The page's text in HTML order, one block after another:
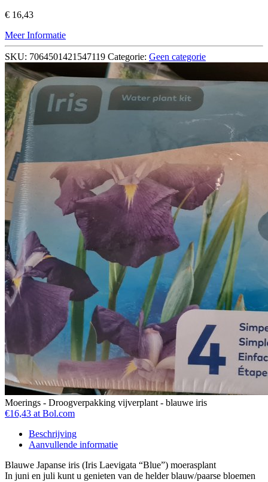
€ 16,43
Meer Informatie
SKU: 7064501421547119 Categorie: Geen categorie
Moerings - Droogverpakking vijverplant - blauwe iris
€16,43 at Bol.com
Beschrijving
Aanvullende informatie
Blauwe Japanse iris (Iris Laevigata “Blue”) moerasplant
In juni en juli kunt u genieten van de helder blauw/paarse bloemen